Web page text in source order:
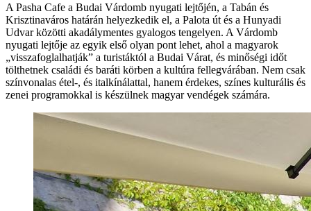
A Pasha Cafe a Budai Várdomb nyugati lejtőjén, a Tabán és
Krisztinaváros határán helyezkedik el, a Palota út és a Hunyadi
Udvar közötti akadálymentes gyalogos tengelyen. A Várdomb
nyugati lejtője az egyik első olyan pont lehet, ahol a magyarok
„visszafoglalhatják” a turistáktól a Budai Várat, és minőségi időt
tölthetnek családi és baráti körben a kultúra fellegvárában. Nem csak
színvonalas étel-, és italkínálattal, hanem érdekes, színes kulturális és
zenei programokkal is készülnek magyar vendégek számára.